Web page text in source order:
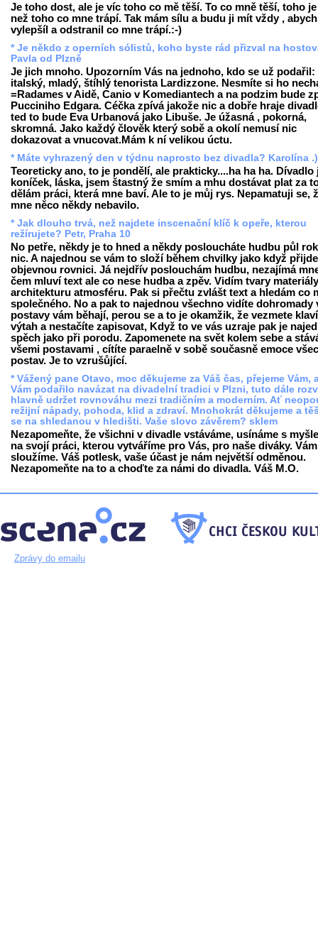
Je toho dost, ale je víc toho co mě těší. To co mně těší, toho
než toho co mne trápí. Tak mám sílu a budu ji mít vždy , abych
vylepšíl a odstranil co mne trápí.:-)
* Je někdo z operních sólistů, koho byste rád přizval na
Pavla od Plzně
Je jich mnoho. Upozorním Vás na jednoho, kdo se už podařil:
italský, mladý, štíhlý tenorista Lardizzone. Nesmíte si ho
=Radames v Aidě, Canio v Komediantech a na podzim bude
Pucciniho Edgara. Céčka zpívá jakože nic a dobře hraje
ted to bude Eva Urbanová jako Libuše. Je úžasná , pokorná,
skromná. Jako každý člověk který sobě a okolí nemusí nic
dokazovat a vnucovat.Mám k ní velikou úctu.
* Máte vyhrazený den v týdnu naprosto bez divadla? Karolína .)
Teoreticky ano, to je pondělí, ale prakticky....ha ha ha. Dívadlo
koníček, láska, jsem štastný že smím a mhu dostávat plat za
dělám práci, která mne baví. Ale to je můj rys. Nepamatuji se,
mne něco někdy nebavilo.
* Jak dlouho trvá, než najdete inscenační klíč k opeře, kterou
režírujete? Petr, Praha 10
No petře, někdy je to hned a někdy posloucháte hudbu půl
nic. A najednou se vám to složí během chvilky jako když
objevnou rovnici. Já nejdřív poslouchám hudbu, nezajímá
čem mluví text ale co nese hudba a zpěv. Vidím tvary materiály
architekturu atmosféru. Pak si přečtu zvlášt text a hledám co
společného. No a pak to najednou všechno vidíte dohromady
postavy vám běhají, perou se a to je okamžik, že vezmete
výtah a nestačíte zapisovat, Když to ve vás uzraje pak je
spěch jako při porodu. Zapomenete na svět kolem sebe a
všemi postavami , cítíte paraelně v sobě současně emoce
postav. Je to vzrušůjící.
* Vážený pane Otavo, moc děkujeme za Váš čas, přejeme Vám,
Vám podařilo navázat na divadelní tradici v Plzni, tuto dále
hlavně udržet rovnováhu mezi tradičním a moderním. Ať
režijní nápady, pohoda, klid a zdraví. Mnohokrát děkujeme a
se na shledanou v hledišti. Vaše slovo závěrem? sklem
Nezapomeňte, že všichni v divadle vstáváme, usínáme s
na svojí práci, kterou vytváříme pro Vás, pro naše diváky. Vám
sloužíme. Váš potlesk, vaše účast je nám největší odměnou.
Nezapomeňte na to a choďte za námi do divadla. Váš M.O.
Zprávy do emailu